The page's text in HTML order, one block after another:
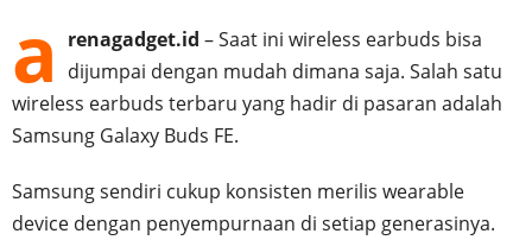
a renagadget.id – Saat ini wireless earbuds bisa
dijumpai dengan mudah dimana saja. Salah satu
wireless earbuds terbaru yang hadir di pasaran adalah
Samsung Galaxy Buds FE.
Samsung sendiri cukup konsisten merilis wearable
device dengan penyempurnaan di setiap generasinya.